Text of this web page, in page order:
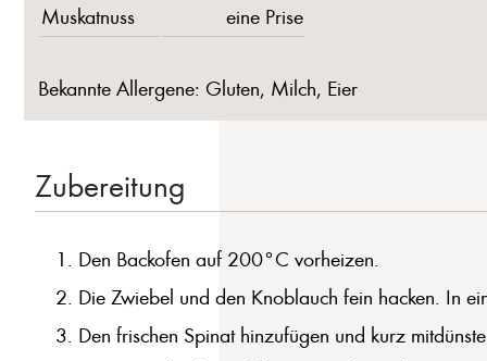
Muskatnuss
eine Prise
Bekannte Allergene: Gluten, Milch, Eier
Zubereitung
Den Backofen auf 200°C vorheizen.
Die Zwiebel und den Knoblauch fein hacken. In
Den frischen Spinat hinzufügen und kurz